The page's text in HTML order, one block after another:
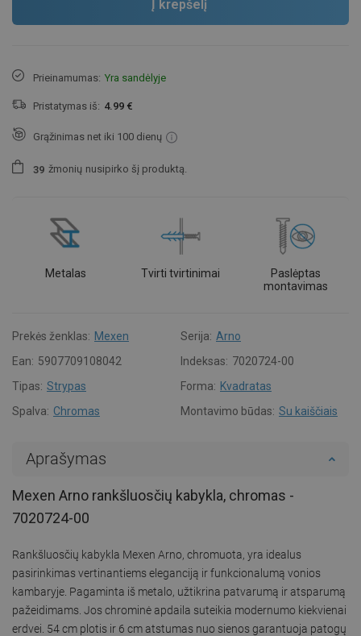
Į krepšelį
Prieinamumas: Yra sandėlyje
Pristatymas iš: 4.99 €
Grąžinimas net iki 100 dienų
39 žmonių nusipirko šį produktą.
Metalas Tvirti tvirtinimai
Paslėptas
montavimas
Prekės ženklas: Mexen Serija: Arno
Ean: 5907709108042 Indeksas: 7020724-00
Tipas: Strypas Forma: Kvadratas
Spalva: Chromas Montavimo būdas: Su kaiščiais
Aprašymas
Mexen Arno rankšluosčių kabykla, chromas -
7020724-00
Rankšluosčių kabykla Mexen Arno, chromuota, yra idealus
pasirinkimas vertinantiems eleganciją ir funkcionalumą vonios
kambaryje. Pagaminta iš metalo, užtikrina patvarumą ir atsparumą
pažeidimams. Jos chrominė apdaila suteikia modernumo kiekvienai
erdvei. 54 cm plotis ir 6 cm atstumas nuo sienos garantuoja patogų